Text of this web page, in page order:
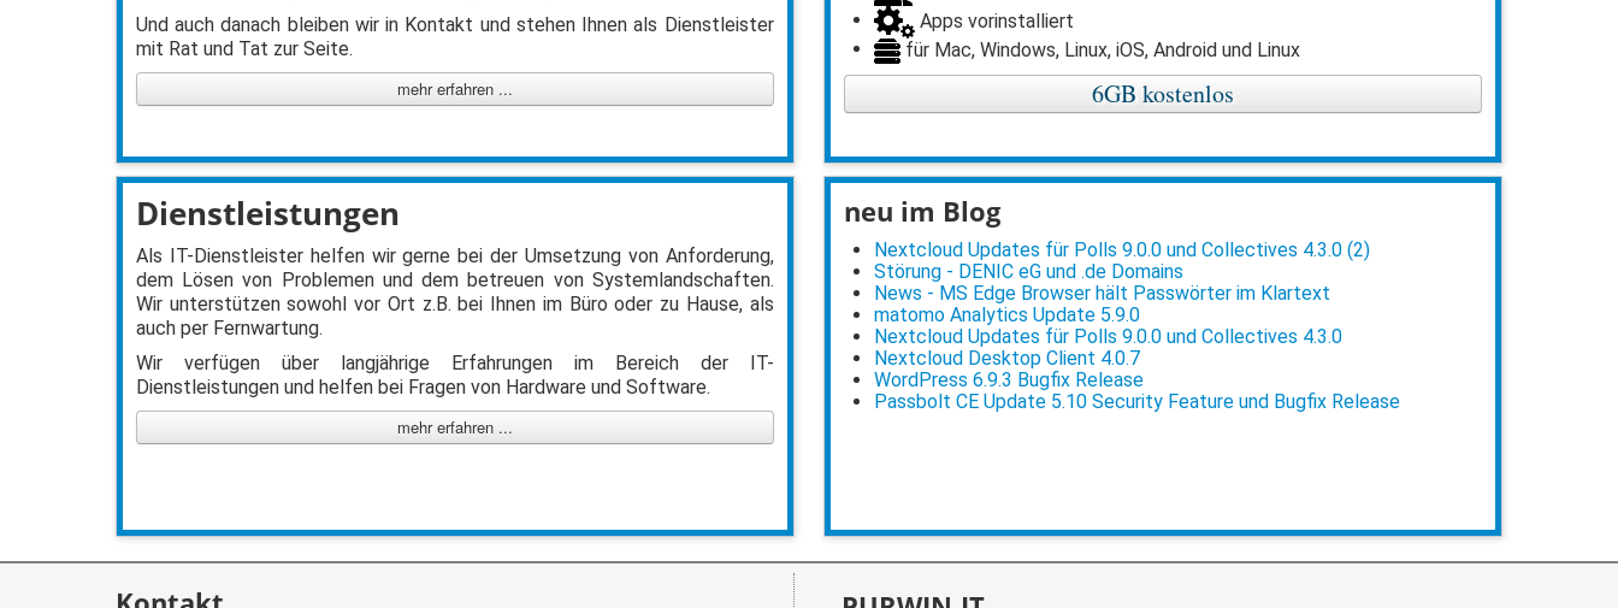
Und auch danach bleiben wir in Kontakt und stehen Ihnen als Dienstleister
mit Rat und Tat zur Seite.
mehr erfahren ...
Apps vorinstalliert
für Mac, Windows, Linux, iOS, Android und Linux
6GB kostenlos
Dienstleistungen
Als IT-Dienstleister helfen wir gerne bei der Umsetzung von Anforderung,
dem Lösen von Problemen und dem betreuen von Systemlandschaften.
Wir unterstützen sowohl vor Ort z.B. bei Ihnen im Büro oder zu Hause, als
auch per Fernwartung.
Wir verfügen über langjährige Erfahrungen im Bereich der IT-
Dienstleistungen und helfen bei Fragen von Hardware und Software.
mehr erfahren ...
neu im Blog
Nextcloud Updates für Polls 9.0.0 und Collectives 4.3.0 (2)
Störung - DENIC eG und .de Domains
News - MS Edge Browser hält Passwörter im Klartext
matomo Analytics Update 5.9.0
Nextcloud Updates für Polls 9.0.0 und Collectives 4.3.0
Nextcloud Desktop Client 4.0.7
WordPress 6.9.3 Bugfix Release
Passbolt CE Update 5.10 Security Feature und Bugfix Release